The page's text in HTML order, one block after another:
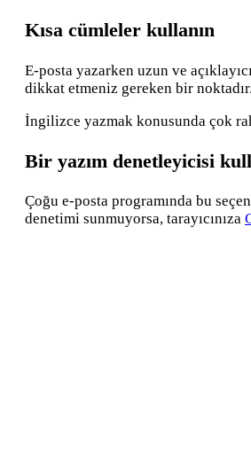
Kısa cümleler kullanın
E-posta yazarken uzun ve
dikkat etmeniz gereken bir
İngilizce yazmak konusunda çok
Bir yazım denetleyicisi
Çoğu e-posta programında bu
denetimi sunmuyorsa, tarayıcınıza